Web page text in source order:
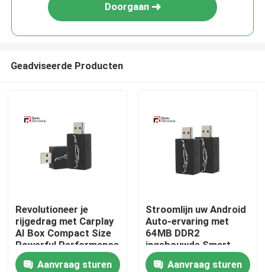
Thuis
Doorgaan
Geadviseerde Producten
Revolutioneer je
rijgedrag met Carplay
AI Box Compact Size
Powerful Performance
Aanvraag sturen
Stroomlijn uw Android
Auto-ervaring met
64MB DDR2
ingebouwde Smart
Carplay Box
Aanvraag sturen